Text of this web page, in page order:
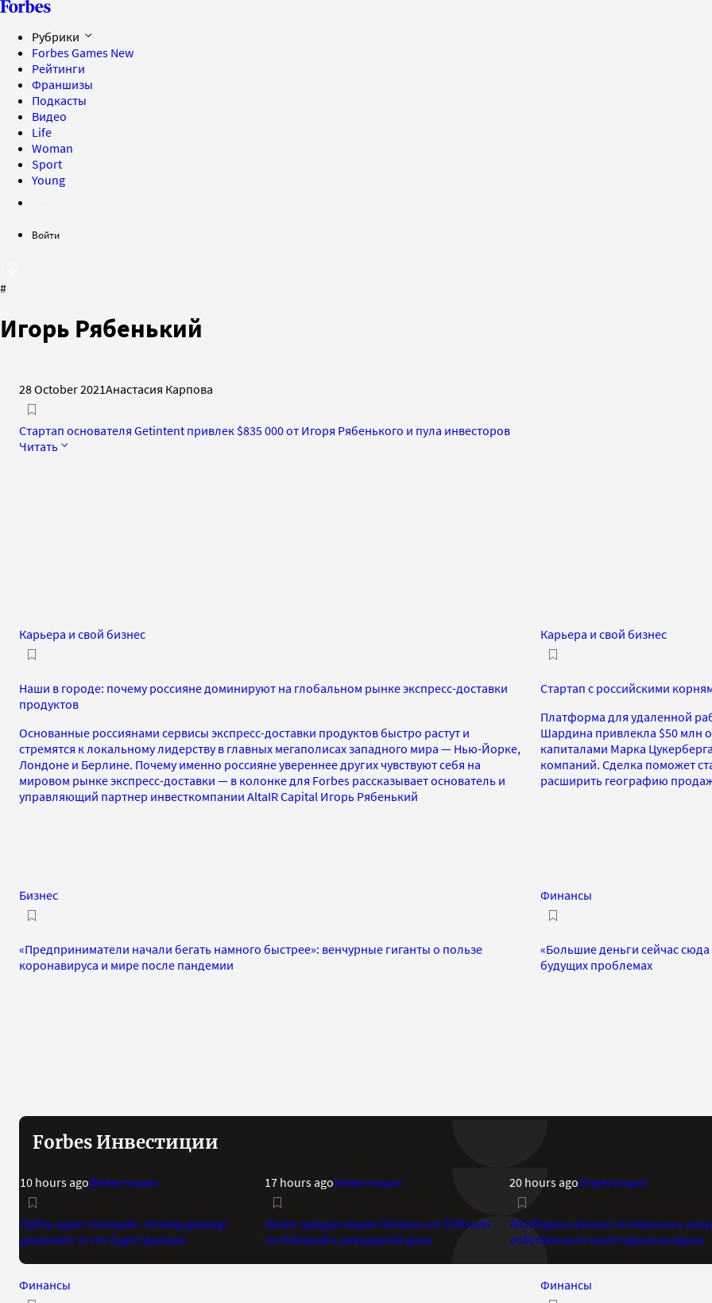
Рубрики
Forbes Games New
Рейтинги
Франшизы
Подкасты
Видео
Life
Woman
Sport
Young
Войти
#
Игорь Рябенький
28 October 2021Анастасия Карпова
Стартап основателя Getintent привлек $835 000 от Игоря Рябенького и пула инвесторов
Читать
Карьера и свой бизнес
Наши в городе: почему россияне доминируют на глобальном рынке экспресс-доставки
продуктов
Основанные россиянами сервисы экспресс-доставки продуктов быстро растут и
стремятся к локальному лидерству в главных мегаполисах западного мира — Нью-Йорке,
Лондоне и Берлине. Почему именно россияне увереннее других чувствуют себя на
мировом рынке экспресс-доставки — в колонке для Forbes рассказывает основатель и
управляющий партнер инвесткомпании AltaIR Capital Игорь Рябенький
Карьера и свой бизнес
Стартап с российскими
Платформа для удаленной
Шардина привлекла $50 млн
капиталами Марка
компаний. Сделка поможет
расширить географию
Бизнес
«Предприниматели начали бегать намного быстрее»: венчурные гиганты о пользе
коронавируса и мире после пандемии
Финансы
«Большие деньги сейчас
будущих проблемах
Forbes Инвестиции
10 hours agoИнвестиции
Рубль сдает позиции: почему доллар
дорожает и что будет дальше
17 hours agoИнвестиции
Безос продал акции Amazon на $350 млн
по близкой к рекордной цене
20 hours agoИнвестиции
Мосбиржа начала готовиться к
собственного криптодепозитария
Финансы
Финансы